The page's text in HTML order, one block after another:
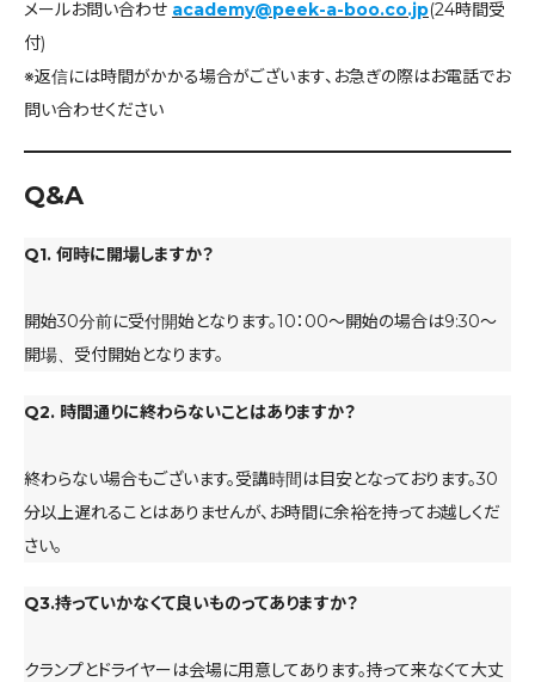
メールお問い合わせ academy@peek-a-boo.co.jp(24時間受
付)
※返信には時間がかかる場合がございます、お急ぎの際はお電話でお
問い合わせください
Q&A
Q1. 何時に開場しますか？
開始30分前に受付開始となります。10：00～開始の場合は9:30～
開場、受付開始となります。
Q2. 時間通りに終わらないことはありますか？
終わらない場合もございます。受講時間は目安となっております。30
分以上遅れることはありませんが、お時間に余裕を持ってお越しくだ
さい。
Q3.持っていかなくて良いものってありますか？
クランプとドライヤーは会場に用意してあります。持って来なくて大丈